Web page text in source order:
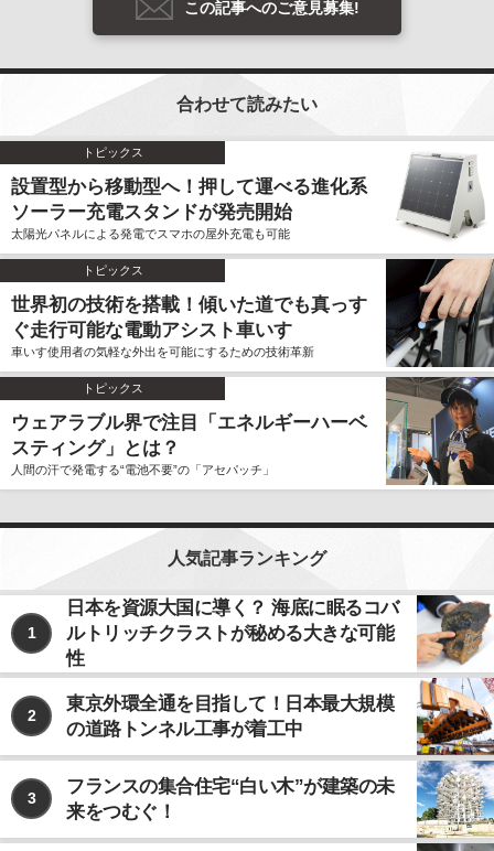
この記事へのご意見募集!
合わせて読みたい
トピックス
設置型から移動型へ！押して運べる進化系
ソーラー充電スタンドが発売開始
太陽光パネルによる発電でスマホの屋外充電も可能
トピックス
世界初の技術を搭載！傾いた道でも真っす
ぐ走行可能な電動アシスト車いす
車いす使用者の気軽な外出を可能にするための技術革新
トピックス
ウェアラブル界で注目「エネルギーハーベ
スティング」とは？
人間の汗で発電する“電池不要”の「アセパッチ」
人気記事ランキング
1
日本を資源大国に導く？ 海底に眠るコバ
ルトリッチクラストが秘める大きな可能
性
2
東京外環全通を目指して！日本最大規模
の道路トンネル工事が着工中
3
フランスの集合住宅“白い木”が建築の未
来をつむぐ！